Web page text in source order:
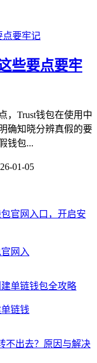
些要点要牢
，Trust钱包在使用中
确知晓分辨真假的要
钱包...
01-05
网入
链钱